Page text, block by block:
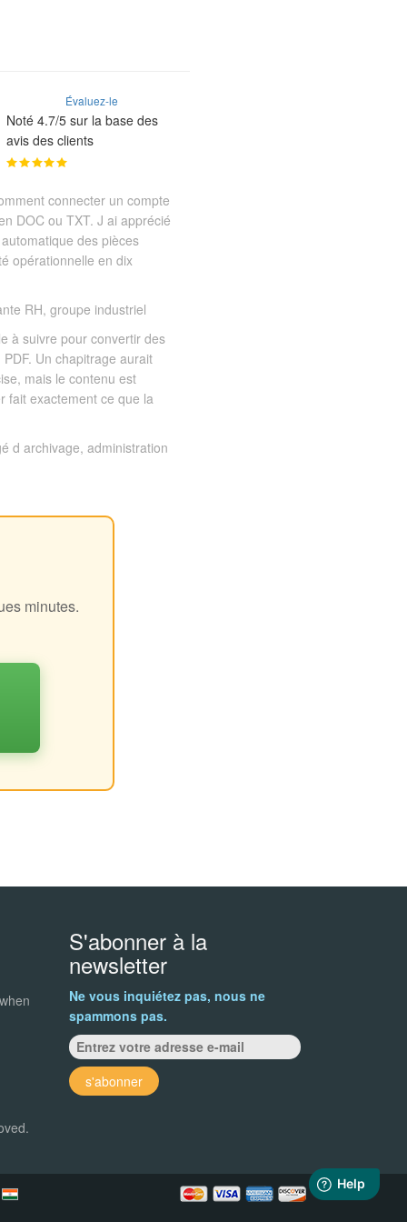
Évaluez-le
Noté 4.7/5 sur la base des
avis des clients
connecter un compte
DOC ou TXT. J ai apprécié
des pièces
opérationnelle en dix
RH, groupe industriel
à suivre pour convertir des
Un chapitrage aurait
mais le contenu est
fait exactement ce que la
d archivage, administration
minutes.
S'abonner à la
newsletter
Ne vous inquiétez pas, nous ne
spammons pas.
s'abonner